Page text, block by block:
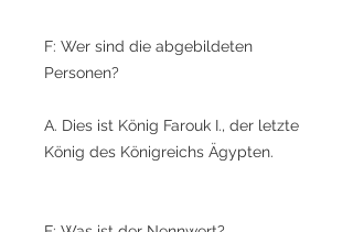
F: Wer sind die abgebildeten
Personen?
A. Dies ist König Farouk I., der letzte
König des Königreichs Ägypten.